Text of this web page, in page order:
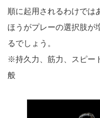
順に起用されるわけでは
ほうがプレーの選択肢が
るでしょう。
※持久力、筋力、スピー
般